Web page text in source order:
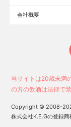
お
新潟駅前のキャバクラ
会社概要
当サイトは20歳未満
の方の飲酒は法律で
Copyright © 2008-
株式会社K.E.Gの登録